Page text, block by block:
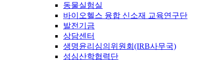
동물실험실
바이오헬스 융합 신소재 교육연구단
발전기금
상담센터
생명윤리심의위원회(IRB사무국)
성심산학협력단